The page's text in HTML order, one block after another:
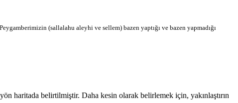
(sallalahu aleyhi ve sellem) bazen yaptığı ve bazen yapmadığı
haritada belirtilmiştir. Daha kesin olarak belirlemek için, yakınlaştırın